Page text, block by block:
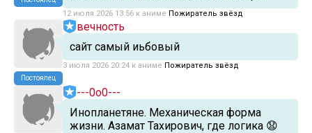
12 июля 2026 13:56 к аниме Пожиратель звёзд
Постоялец
вечность
сайт самый иьбовый
3 июля 2026 20:24 к аниме Пожиратель звёзд
---0o0---
Инопланетяне. Механическая форма
жизни. Азамат Тахирович, где логика 😧